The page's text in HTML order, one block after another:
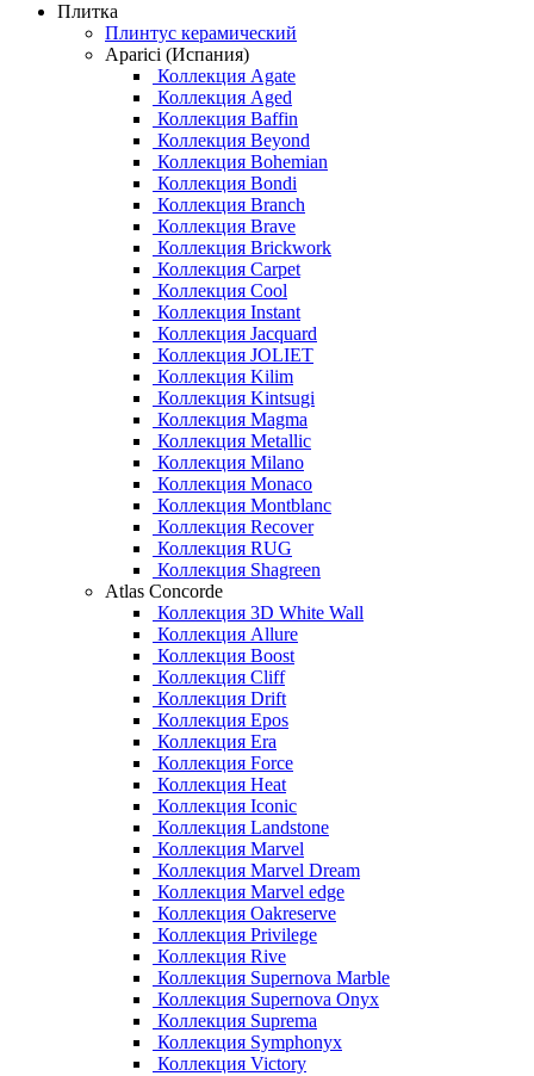
Плитка
Плинтус керамический
Aparici (Испания)
Коллекция Agate
Коллекция Aged
Коллекция Baffin
Коллекция Beyond
Коллекция Bohemian
Коллекция Bondi
Коллекция Branch
Коллекция Brave
Коллекция Brickwork
Коллекция Carpet
Коллекция Cool
Коллекция Instant
Коллекция Jacquard
Коллекция JOLIET
Коллекция Kilim
Коллекция Kintsugi
Коллекция Magma
Коллекция Metallic
Коллекция Milano
Коллекция Monaco
Коллекция Montblanc
Коллекция Recover
Коллекция RUG
Коллекция Shagreen
Atlas Concorde
Коллекция 3D White Wall
Коллекция Allure
Коллекция Boost
Коллекция Cliff
Коллекция Drift
Коллекция Epos
Коллекция Era
Коллекция Force
Коллекция Heat
Коллекция Iconic
Коллекция Landstone
Коллекция Marvel
Коллекция Marvel Dream
Коллекция Marvel edge
Коллекция Oakreserve
Коллекция Privilege
Коллекция Rive
Коллекция Supernova Marble
Коллекция Supernova Onyx
Коллекция Suprema
Коллекция Symphonyx
Коллекция Victory